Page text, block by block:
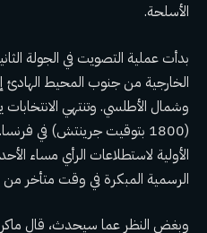
الأسلحة.
بدأت عملية التصويت في الجولة
الخارجية من جنوب المحيط الهادئ
وشمال الأطلسي. وتنتهي الانتخابات
(1800 بتوقيت جرينتش) في
الأولية لاستطلاعات الرأي مساء
الرسمية المبكرة في وقت متأخر من
وبغض النظر عما سيحدث، قال